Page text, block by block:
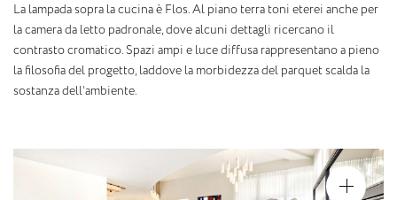
La lampada sopra la cucina è Flos. Al piano terra toni eterei anche per
la camera da letto padronale, dove alcuni dettagli ricercano il
contrasto cromatico. Spazi ampi e luce diffusa rappresentano a pieno
la filosofia del progetto, laddove la morbidezza del parquet scalda la
sostanza dell’ambiente.